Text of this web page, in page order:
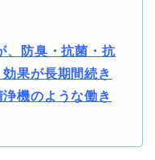
、防臭・抗菌・抗
果が長期間続き
機のような働き